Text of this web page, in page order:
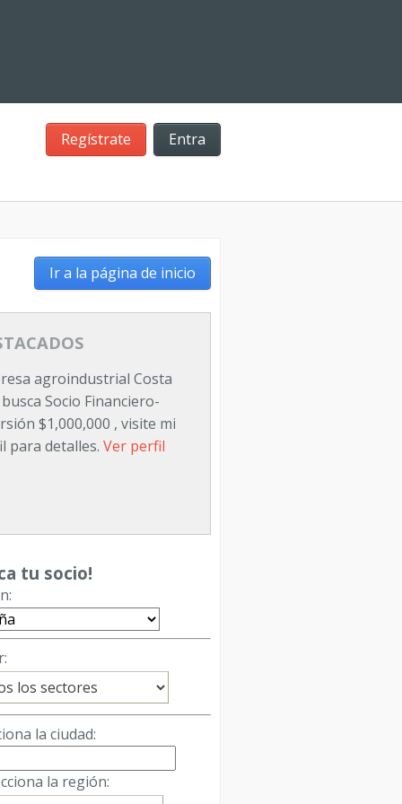
Regístrate Entra
Ir a la página de inicio
agroindustrial Costa
busca Socio Financiero-
$1,000,000 , visite mi
para detalles. Ver perfil
DISTRIBUCIÓN DE
KITAPENAS
Ver perfil
las plataformas.Ver perfil
DIGITAL / E-
tu socio!
la ciudad:
la región: